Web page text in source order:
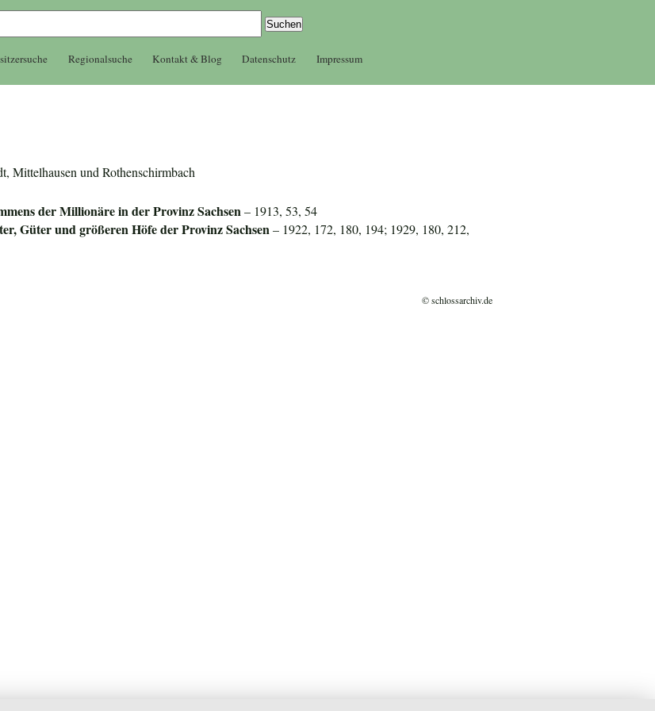
Regionalsuche Kontakt & Blog Datenschutz Impressum
Mittelhausen und Rothenschirmbach
der Millionäre in der ProvinzSachsen– 1913, 53, 54
Güter und größeren Höfe der Provinz Sachsen– 1922, 172, 180, 194; 1929, 180, 212,
© schlossarchiv.de